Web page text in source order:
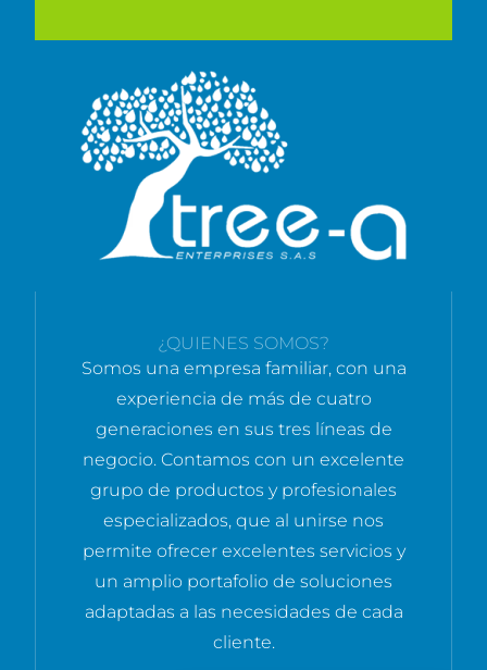
¿QUIENES SOMOS?
Somos una empresa familiar, con una
experiencia de más de cuatro
generaciones en sus tres líneas de
negocio. Contamos con un excelente
grupo de productos y profesionales
especializados, que al unirse nos
permite ofrecer excelentes servicios y
un amplio portafolio de soluciones
adaptadas a las necesidades de cada
cliente.